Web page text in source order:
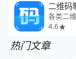
各类二
4.6
热门文章